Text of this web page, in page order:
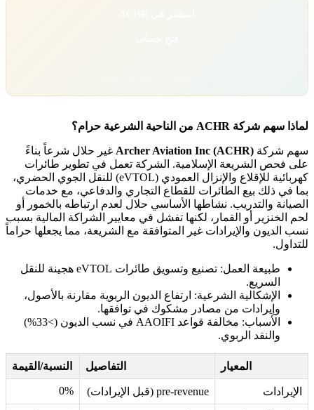
لماذا سهم شركة ACHR من الناحية الشرعية حرام؟
سهم شركة Archer Aviation Inc (ACHR)غير حلال شرعاً بناءً
على فحص الشريعة الإسلامية. الشركة تعمل في تطوير طائرات
كهربائية للإقلاع والإنزال العمودي (eVTOL) للنقل الجوي الحضري،
بما في ذلك بيع الطائرات للقطاع التجاري والدفاعي، مع خدمات
الصيانة والتدريب. نشاطها الأساسي حلال لعدم ارتباطه بالخمور أو
لحم الخنزير أو القمار، لكنها تفشل في معايير الشراكة المالية بسبب
نسب الديون والإيرادات غير المتوافقة مع الشريعة، مما يجعلها حراماً
للتداول.
طبيعة العمل: تصنيع وتسويق طائرات eVTOL هجينة للنقل
السريع.
الإشكالية الشرعية: ارتفاع الديون الربوية مقارنة بالأصول،
وإيرادات من مصادر مشكوك في توافقها.
الأسباب: مخالفة قواعد AAOIFI في نسب الديون (>33%)
والنقد الربوي.
المعيار التفاصيل النسبة/القيمة
الإيرادات pre-revenue (قبل الإيرادات) 0%